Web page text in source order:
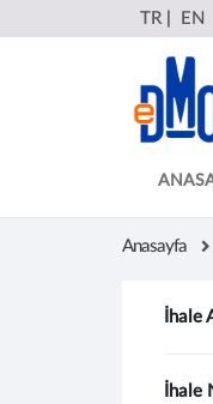
TR EN
Anasayfa
İhale
İhale